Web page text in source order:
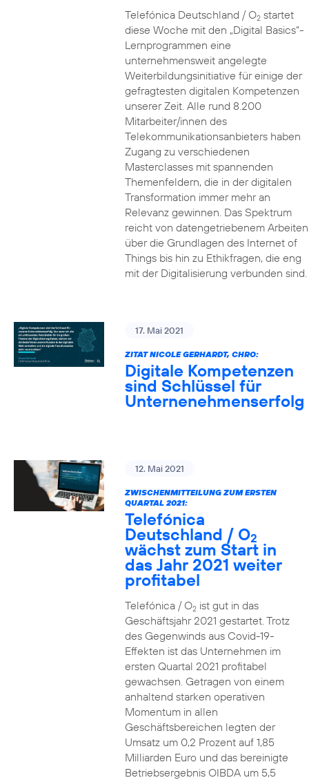
Telefónica Deutschland / O2startet
diese Woche mit den „Digital Basics“-
Lernprogrammen eine
unternehmensweit angelegte
Weiterbildungsinitiative für einige der
gefragtesten digitalen Kompetenzen
unserer Zeit. Alle rund 8.200
Mitarbeiter/innen des
Telekommunikationsanbieters haben
Zugang zu verschiedenen
Masterclasses mit spannenden
Themenfeldern, die in der digitalen
Transformation immer mehr an
Relevanz gewinnen. Das Spektrum
reicht von datengetriebenem Arbeiten
über die Grundlagen des Internet of
Things bis hin zu Ethikfragen, die eng
mit der Digitalisierung verbunden sind.
17. Mai 2021
ZITAT NICOLE GERHARDT, CHRO:
Digitale Kompetenzen
sind Schlüssel für
Unternenehmenserfolg
12. Mai 2021
ZWISCHENMITTEILUNG ZUM ERSTEN
QUARTAL 2021:
Telefónica
Deutschland / O2
wächst zum Start in
das Jahr 2021 weiter
profitabel
Telefónica / O2ist gut in das
Geschäftsjahr 2021 gestartet. Trotz
des Gegenwinds aus Covid-19-
Effekten ist das Unternehmen im
ersten Quartal 2021 profitabel
gewachsen. Getragen von einem
anhaltend starken operativen
Momentum in allen
Geschäftsbereichen legten der
Umsatz um 0,2 Prozent auf 1,85
Milliarden Euro und das bereinigte
Betriebsergebnis OIBDA um 5,5